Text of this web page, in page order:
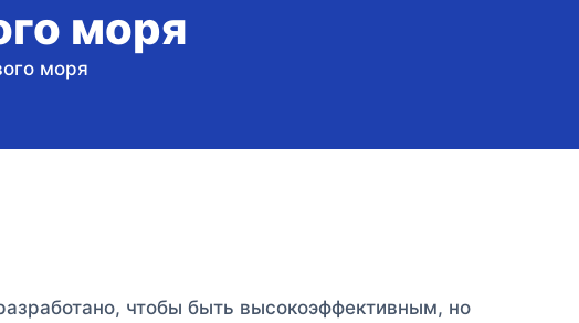
моря
моря
чтобы быть высокоэффективным, но